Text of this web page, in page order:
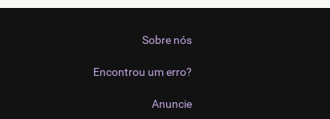
Sobre nós
Encontrou um erro?
Anuncie